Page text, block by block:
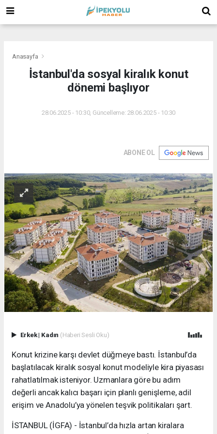
Anasayfa
İstanbul'da sosyal kiralık konut
dönemi başlıyor
28.06.2025 - 10:30, Güncelleme: 28.06.2025 - 10:30
ABONE OL
Erkek| Kadın (Haberi Sesli Oku)
Konut krizine karşı devlet düğmeye bastı. İstanbul’da
başlatılacak kiralık sosyal konut modeliyle kira piyasası
rahatlatılmak isteniyor. Uzmanlara göre bu adım
değerli ancak kalıcı başarı için planlı genişleme, adil
erişim ve Anadolu’ya yönelen teşvik politikaları şart.
İSTANBUL (İGFA) - İstanbul’da hızla artan kiralara